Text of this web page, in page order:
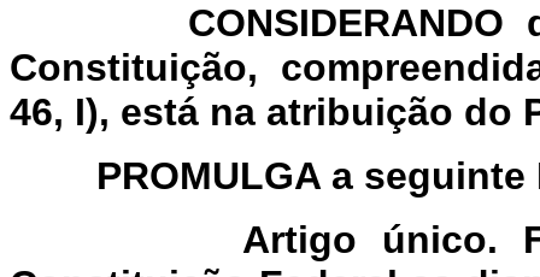
CONSIDERANDO
Constituição,
46, I), está na atribuição do
PROMULGA a seguinte
Artigo único.